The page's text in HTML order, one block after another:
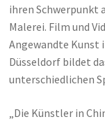
ihren Schwerpunkt
Malerei. Film und
Angewandte Kunst
Düsseldorf bildet
unterschiedlichen
„Die Künstler in